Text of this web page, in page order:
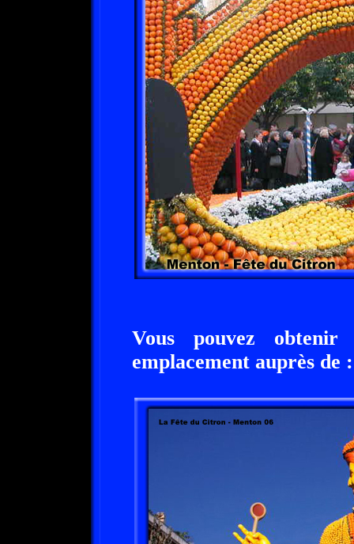
Vous pouvez
emplacement auprès de :